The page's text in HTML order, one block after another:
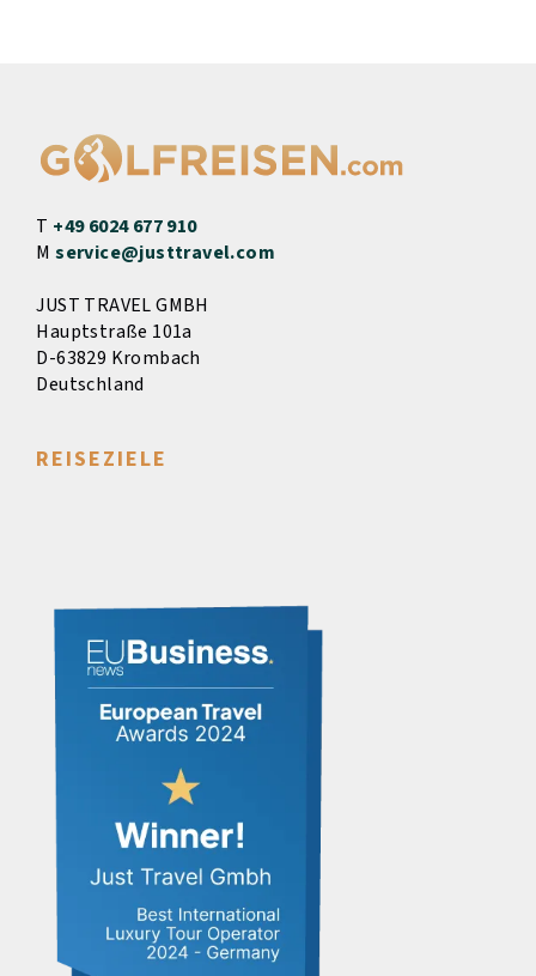
T +49 6024 677 910
Mservice@justtravel.com
JUST TRAVEL GMBH
Hauptstraße 101a
D-63829 Krombach
Deutschland
REISEZIELE